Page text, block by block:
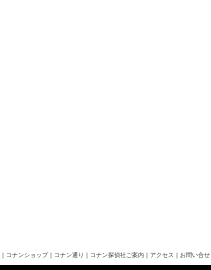
コナンショップ｜ コナン通り コナン探偵社ご案内 アクセス お問い合せ